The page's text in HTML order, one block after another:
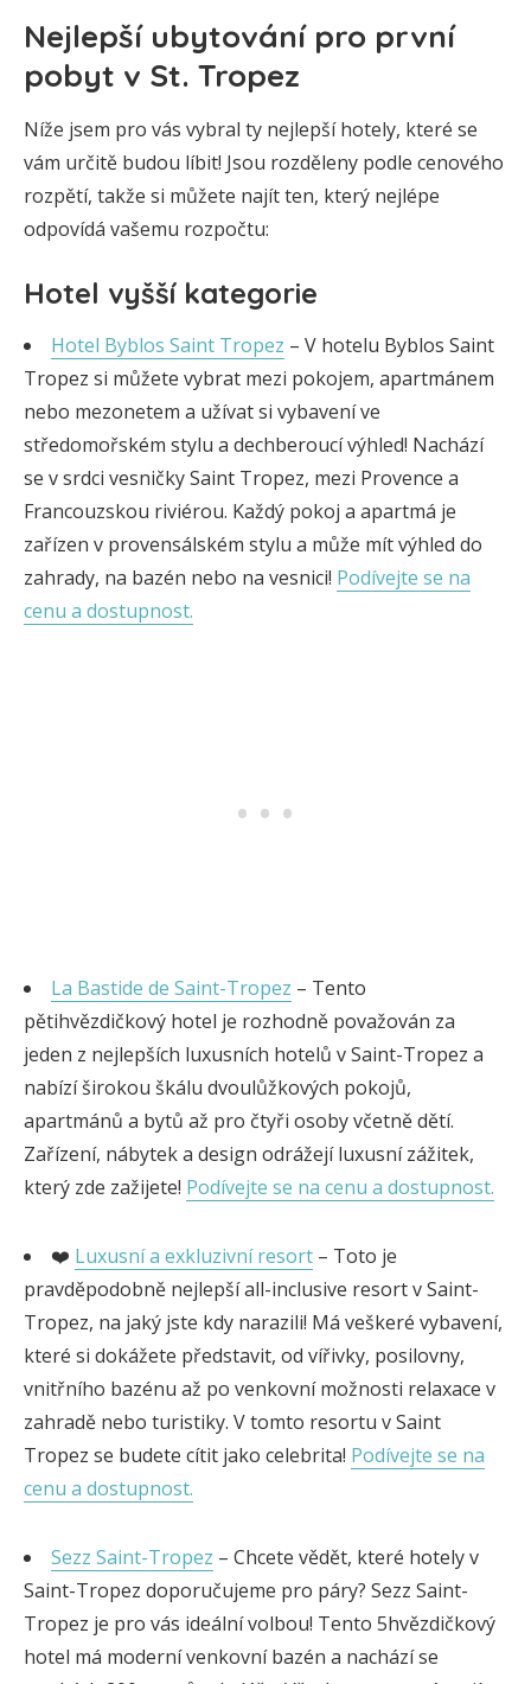
Nejlepší ubytování pro první
pobyt v St. Tropez
Níže jsem pro vás vybral ty nejlepší hotely, které se
vám určitě budou líbit! Jsou rozděleny podle cenového
rozpětí, takže si můžete najít ten, který nejlépe
odpovídá vašemu rozpočtu:
Hotel vyšší kategorie
Hotel Byblos Saint Tropez – V hotelu Byblos Saint
Tropez si můžete vybrat mezi pokojem, apartmánem
nebo mezonetem a užívat si vybavení ve
středomořském stylu a dechberoucí výhled! Nachází
se v srdci vesničky Saint Tropez, mezi Provence a
Francouzskou riviérou. Každý pokoj a apartmá je
zařízen v provensálském stylu a může mít výhled do
zahrady, na bazén nebo na vesnici! Podívejte se na
cenu a dostupnost.
La Bastide de Saint-Tropez – Tento
pětihvězdičkový hotel je rozhodně považován za
jeden z nejlepších luxusních hotelů v Saint-Tropez a
nabízí širokou škálu dvoulůžkových pokojů,
apartmánů a bytů až pro čtyři osoby včetně dětí.
Zařízení, nábytek a design odrážejí luxusní zážitek,
který zde zažijete! Podívejte se na cenu a dostupnost.
❤️ Luxusní a exkluzivní resort – Toto je
pravděpodobně nejlepší all-inclusive resort v Saint-
Tropez, na jaký jste kdy narazili! Má veškeré vybavení,
které si dokážete představit, od vířivky, posilovny,
vnitřního bazénu až po venkovní možnosti relaxace v
zahradě nebo turistiky. V tomto resortu v Saint
Tropez se budete cítit jako celebrita! Podívejte se na
cenu a dostupnost.
Sezz Saint-Tropez – Chcete vědět, které hotely v
Saint-Tropez doporučujeme pro páry? Sezz Saint-
Tropez je pro vás ideální volbou! Tento 5hvězdičkový
hotel má moderní venkovní bazén a nachází se